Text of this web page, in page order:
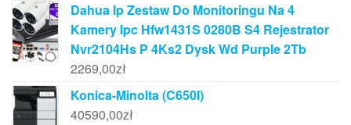
Dahua Ip Zestaw Do Monitoringu Na 4
Kamery Ipc Hfw1431S 0280B S4 Rejestrator
Nvr2104Hs P 4Ks2 Dysk Wd Purple 2Tb
2269,00zł
Konica-Minolta (C650I)
40590,00zł